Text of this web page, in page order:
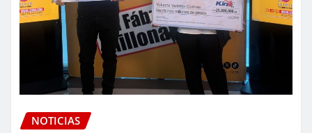
NOTICIAS